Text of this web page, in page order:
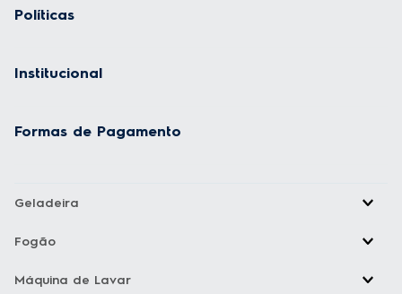
Políticas
Institucional
Formas de Pagamento
Geladeira
Fogão
Máquina de Lavar